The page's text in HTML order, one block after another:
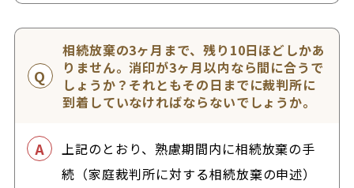
相続放棄の3ヶ月まで、残り10日ほどしかあ
りません。消印が3ヶ月以内なら間に合うで
しょうか？それともその日までに裁判所に
到着していなければならないでしょうか。
上記のとおり、熟慮期間内に相続放棄の手
続（家庭裁判所に対する相続放棄の申述）